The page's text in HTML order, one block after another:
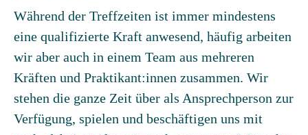
Während der Treffzeiten ist immer mindestens
eine qualifizierte Kraft anwesend, häufig arbeiten
wir aber auch in einem Team aus mehreren
Kräften und Praktikant:innen zusammen. Wir
stehen die ganze Zeit über als Ansprechperson zur
Verfügung, spielen und beschäftigen uns mit